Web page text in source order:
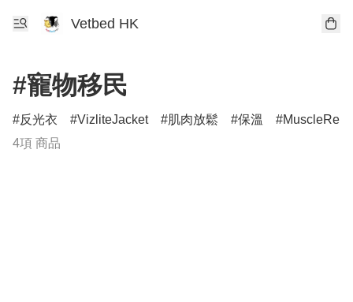
Vetbed HK
#寵物移民
反光衣 VizliteJacket 肌肉放鬆 保溫
4項 商品